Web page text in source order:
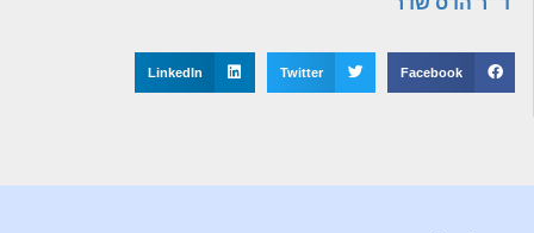
Facebook
Twitter
LinkedIn